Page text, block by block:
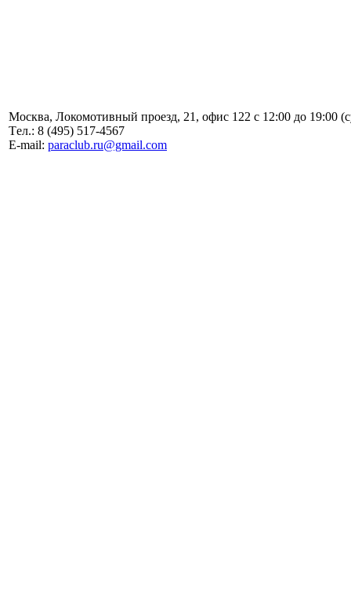
Москва, Локомотивный проезд, 21, офис 122 с 12:00 до 19:00
Tел.: 8 (495) 517-4567
E-mail: paraclub.ru@gmail.com